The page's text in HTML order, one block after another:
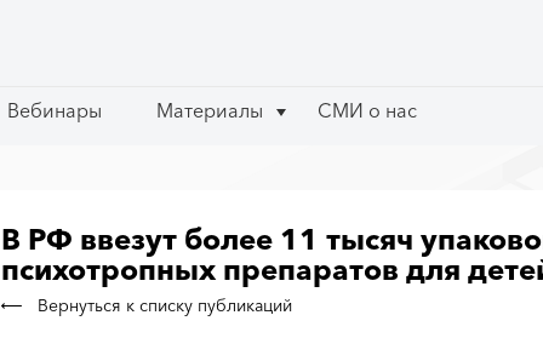
Вебинары Материалы СМИ о нас
Вебинары Материалы СМИ о нас
В РФ ввезут более 11 тысяч
психотропных препаратов для
Вернуться к списку публикаций